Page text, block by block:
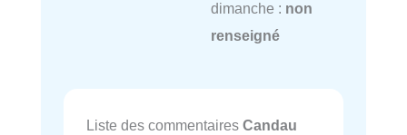
dimanche : non
renseigné
Liste des commentaires Candau